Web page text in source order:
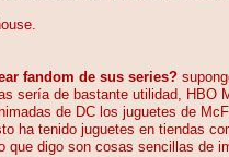
fandom de sus series?
sería de bastante utilidad,
de DC los juguetes de
ha tenido juguetes en tiendas
digo son cosas sencillas de